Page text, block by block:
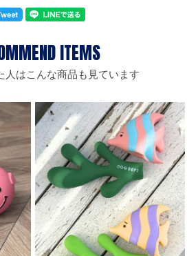
人はこんな商品も見ています